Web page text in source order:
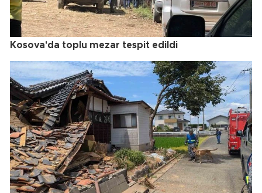
Kosova'da toplu mezar tespit edildi